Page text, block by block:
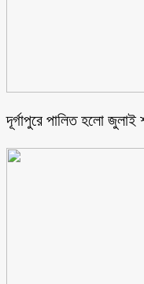
‎দূর্গাপুরে পালিত হলো